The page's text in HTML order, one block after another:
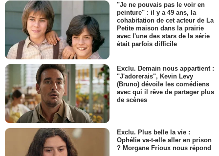
"Je ne pouvais pas le voir en
peinture" : il y a 49 ans, la
cohabitation de cet acteur de La
Petite maison dans la prairie
avec l'une des stars de la série
était parfois difficile
Exclu. Demain nous appartient :
"J'adorerais", Kevin Levy
(Bruno) dévoile les comédiens
avec qui il rêve de partager plus
de scènes
Exclu. Plus belle la vie :
Ophélie va-t-elle aller en prison
? Morgane Frioux nous répond